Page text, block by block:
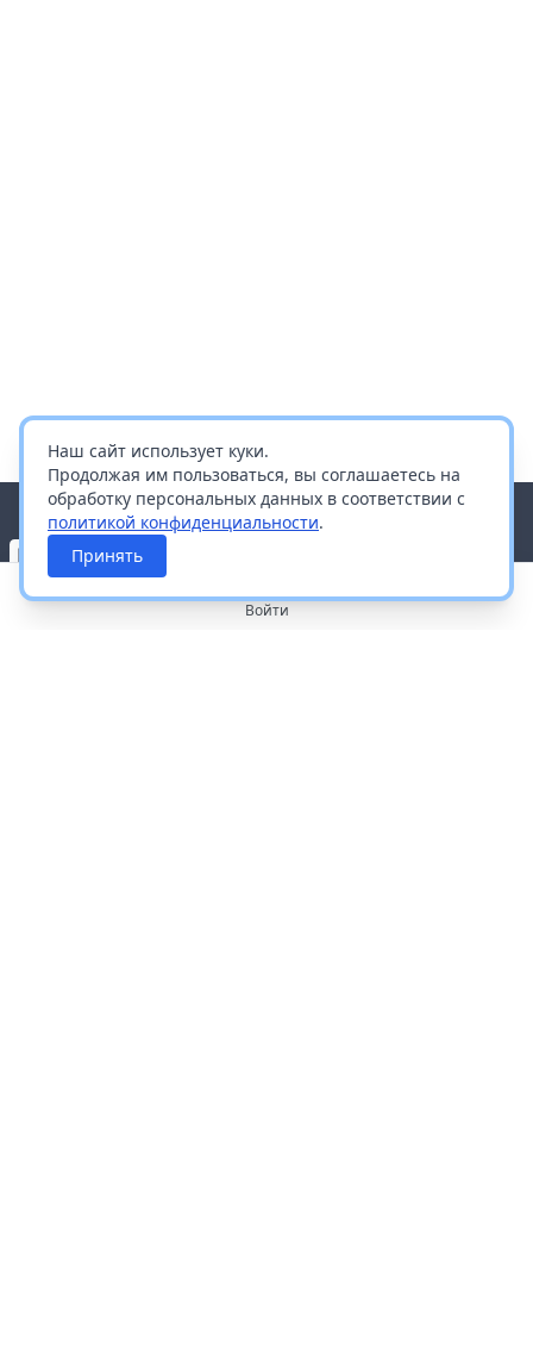
Наш сайт использует куки.
Продолжая им пользоваться, вы соглашаетесь на
обработку персональных данных в соответствии с
политикой конфиденциальности.
Принять
Войти